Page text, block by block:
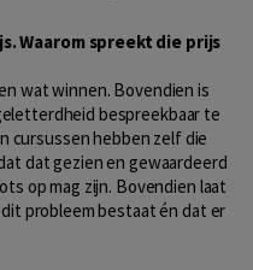
Waarom spreekt die prijs
wat winnen. Bovendien is
bespreekbaar te
cursussen hebben zelf die
dat gezien en gewaardeerd
op mag zijn. Bovendien laat
probleem bestaat én dat er